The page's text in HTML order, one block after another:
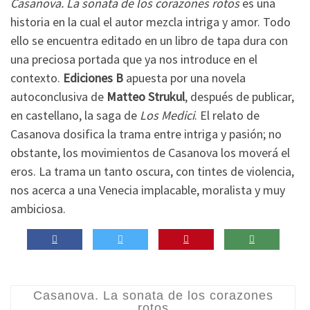
historia en la cual el autor mezcla intriga y amor. Todo
ello se encuentra editado en un libro de tapa dura con
una preciosa portada que ya nos introduce en el
contexto. Ediciones B apuesta por una novela
autoconclusiva de Matteo Strukul, después de publicar,
en castellano, la saga de Los Medici. El relato de
Casanova dosifica la trama entre intriga y pasión; no
obstante, los movimientos de Casanova los moverá el
eros. La trama un tanto oscura, con tintes de violencia,
nos acerca a una Venecia implacable, moralista y muy
ambiciosa.
Casanova. La sonata de los corazones